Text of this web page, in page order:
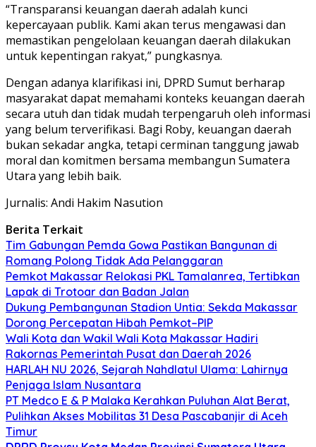
“Transparansi keuangan daerah adalah kunci
kepercayaan publik. Kami akan terus mengawasi dan
memastikan pengelolaan keuangan daerah dilakukan
untuk kepentingan rakyat,” pungkasnya.
Dengan adanya klarifikasi ini, DPRD Sumut berharap
masyarakat dapat memahami konteks keuangan daerah
secara utuh dan tidak mudah terpengaruh oleh informasi
yang belum terverifikasi. Bagi Roby, keuangan daerah
bukan sekadar angka, tetapi cerminan tanggung jawab
moral dan komitmen bersama membangun Sumatera
Utara yang lebih baik.
Jurnalis: Andi Hakim Nasution
Berita Terkait
Tim Gabungan Pemda Gowa Pastikan Bangunan di
Romang Polong Tidak Ada Pelanggaran
Pemkot Makassar Relokasi PKL Tamalanrea, Tertibkan
Lapak di Trotoar dan Badan Jalan
Dukung Pembangunan Stadion Untia: Sekda Makassar
Dorong Percepatan Hibah Pemkot–PIP
Wali Kota dan Wakil Wali Kota Makassar Hadiri
Rakornas Pemerintah Pusat dan Daerah 2026
HARLAH NU 2026, Sejarah Nahdlatul Ulama: Lahirnya
Penjaga Islam Nusantara
PT Medco E & P Malaka Kerahkan Puluhan Alat Berat,
Pulihkan Akses Mobilitas 31 Desa Pascabanjir di Aceh
Timur